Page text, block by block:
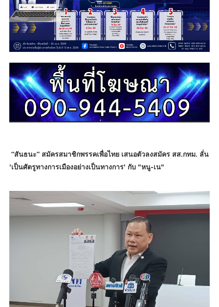
“สันธนะ” สมัครสมาชิกพรรคเพื่อไทย เสนอตัวลงสมัคร สส.กทม. ลั่น
'เป็นศัตรูทางการเมืองอย่างเป็นทางการ' กับ "หนู-เน"